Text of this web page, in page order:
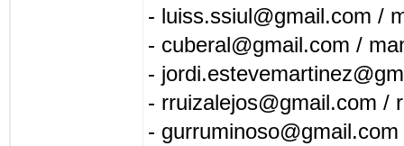
- luiss.ssiul@gmail.com /
- cuberal@gmail.com /
-
- rruizalejos@gmail.com /
-